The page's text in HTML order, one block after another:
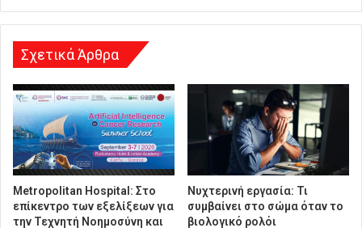
σ
Σχετικά Άρθρα
Metropolitan Hospital: Στο
επίκεντρο των εξελίξεων για
την Τεχνητή Νοημοσύνη και
Νυχτερινή εργασία: Τι
συμβαίνει στο σώμα όταν το
βιολογικό ρολόι